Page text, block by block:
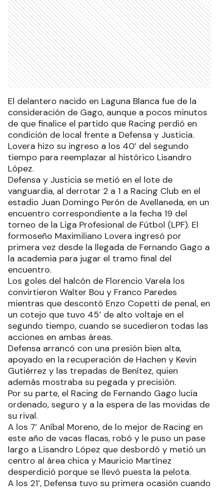
El delantero nacido en Laguna Blanca fue de la
consideración de Gago, aunque a pocos minutos
de que finalice el partido que Racing perdió en
condición de local frente a Defensa y Justicia.
Lovera hizo su ingreso a los 40’ del segundo
tiempo para reemplazar al histórico Lisandro
López.
Defensa y Justicia se metió en el lote de
vanguardia, al derrotar 2 a 1 a Racing Club en el
estadio Juan Domingo Perón de Avellaneda, en un
encuentro correspondiente a la fecha 19 del
torneo de la Liga Profesional de Fútbol (LPF). El
formoseño Maximiliano Lovera ingresó por
primera vez desde la llegada de Fernando Gago a
la academia para jugar el tramo final del
encuentro.
Los goles del halcón de Florencio Varela los
convirtieron Walter Bou y Franco Paredes
mientras que descontó Enzo Copetti de penal, en
un cotejo que tuvo 45’ de alto voltaje en el
segundo tiempo, cuando se sucedieron todas las
acciones en ambas áreas.
Defensa arrancó con una presión bien alta,
apoyado en la recuperación de Hachen y Kevin
Gutiérrez y las trepadas de Benítez, quien
además mostraba su pegada y precisión.
Por su parte, el Racing de Fernando Gago lucía
ordenado, seguro y a la espera de las movidas de
su rival.
A los 7’ Aníbal Moreno, de lo mejor de Racing en
este año de vacas flacas, robó y le puso un pase
largo a Lisandro López que desbordó y metió un
centro al área chica y Mauricio Martínez
desperdició porque se llevó puesta la pelota.
A los 21’, Defensa tuvo su primera ocasión cuando